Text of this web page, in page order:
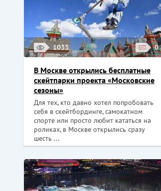
1033 0
В Москве открылись бесплатные
скейтпарки проекта «Московские
сезоны»
Для тех, кто давно хотел попробовать
себя в скейтбординге, самокатном
спорте или просто любит кататься на
роликах, в Москве открылись сразу
шесть ...